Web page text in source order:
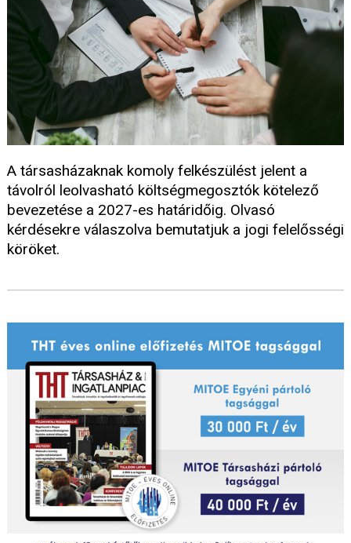
A társasházaknak komoly felkészülést jelent a
távolról leolvasható költségmegosztók kötelező
bevezetése a 2027-es határidőig. Olvasó
kérdésekre válaszolva bemutatjuk a jogi felelősségi
köröket.